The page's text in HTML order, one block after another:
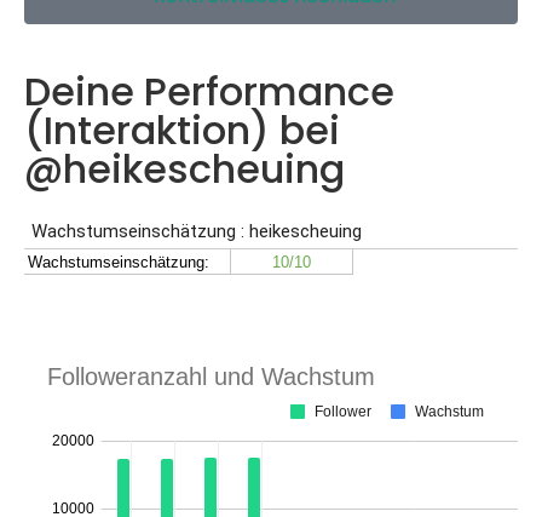
Deine Performance
(Interaktion) bei
@heikescheuing